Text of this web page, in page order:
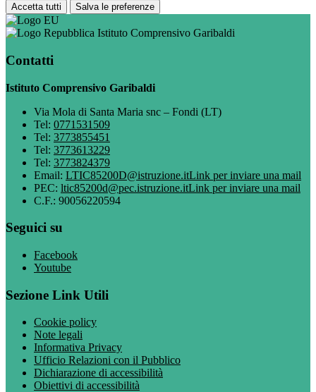
Accetta tutti Salva le preferenze
Istituto Comprensivo Garibaldi
Contatti
Istituto Comprensivo Garibaldi
Via Mola di Santa Maria snc – Fondi (LT)
Tel: 0771531509
Tel: 3773855451
Tel: 3773613229
Tel: 3773824379
Email: LTIC85200D@istruzione.itLink per inviare una mail
PEC: ltic85200d@pec.istruzione.itLink per inviare una mail
C.F.: 90056220594
Seguici su
Facebook
Youtube
Sezione Link Utili
Cookie policy
Note legali
Informativa Privacy
Ufficio Relazioni con il Pubblico
Dichiarazione di accessibilità
Obiettivi di accessibilità